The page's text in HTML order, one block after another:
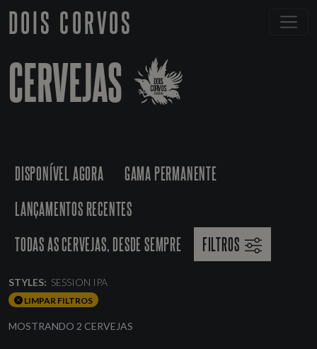
DOIS CORVOS
CERVEJAS
DISPONÍVEL AGORA
GAMA PERMANENTE
LANÇAMENTOS RECENTES
TODAS AS CERVEJAS, DESDE SEMPRE
FILTROS
STYLES: SESSION IPA
LIMPAR FILTROS
MOSTRANDO 2 CERVEJAS